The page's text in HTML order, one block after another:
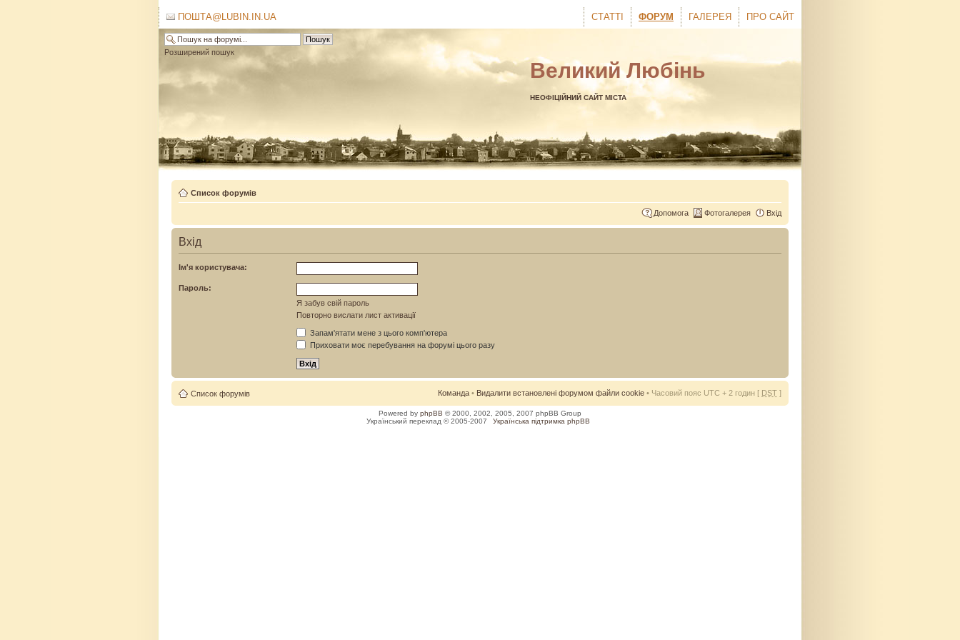
ПРО САЙТ
ГАЛЕРЕЯ
ФОРУМ
СТАТТІ
ПОШТА@LUBIN.IN.UA
Великий Любінь
НЕОФІЦІЙНИЙ САЙТ МІСТА
Розширений пошук
Список форумів
Допомога Фотогалерея Вхід
Вхід
Ім'я користувача:
Пароль:
Я забув свій пароль
Повторно вислати лист активації
Запам'ятати мене з цього комп'ютера
Приховати моє перебування на форумі цього разу
Список форумів Команда • Видалити встановлені форумом файли cookie • Часовий пояс UTC + 2 годин [ DST ]
Powered by phpBB © 2000, 2002, 2005, 2007 phpBB Group
Український переклад © 2005-2007
Українська підтримка phpBB